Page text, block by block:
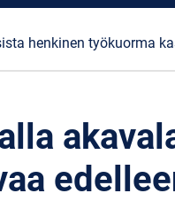
henkinen työkuorma